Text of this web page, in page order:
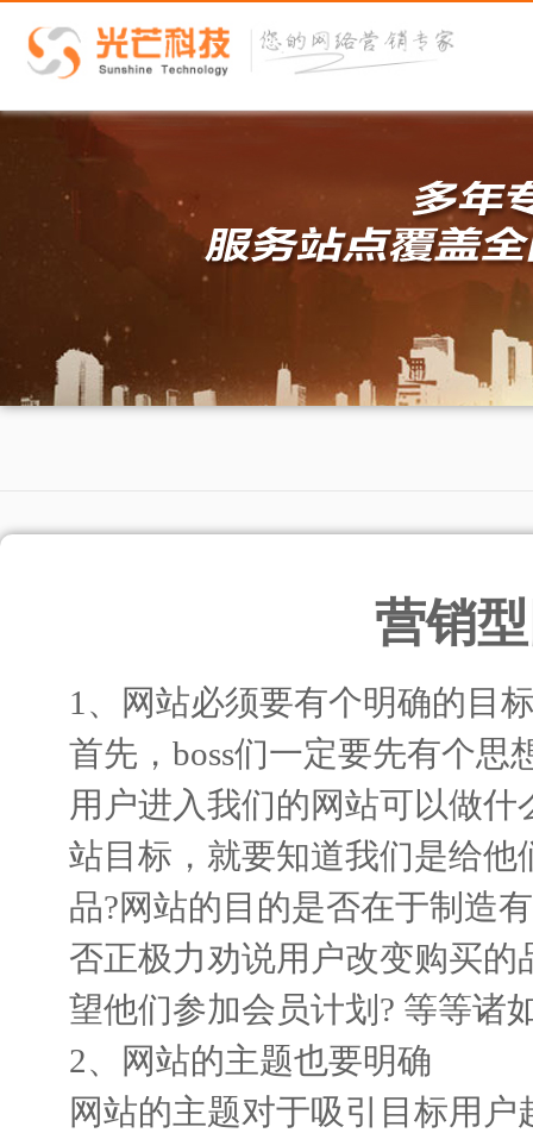
营销
1、网站必须要有个明确的目
首先，boss们一定要先有个
用户进入我们的网站可以做
站目标，就要知道我们是给
品?网站的目的是否在于制造
否正极力劝说用户改变购买
望他们参加会员计划? 等等诸
2、网站的主题也要明确
网站的主题对于吸引目标用